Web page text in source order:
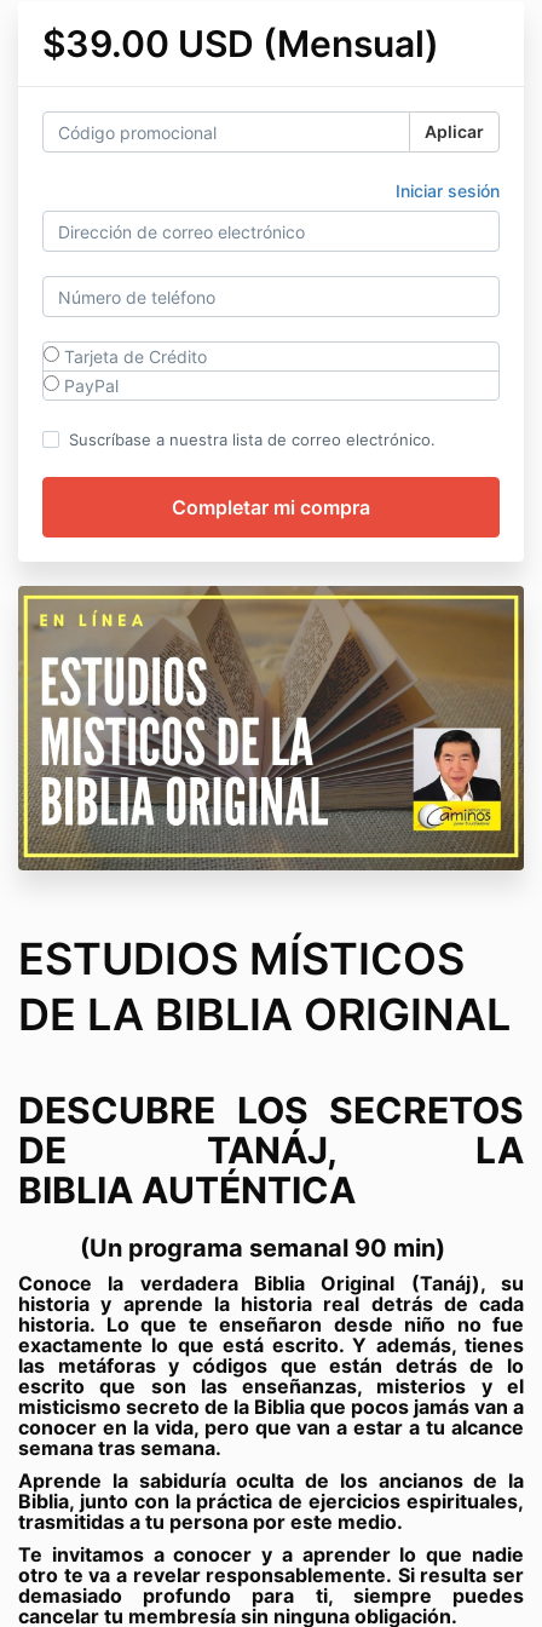
$39.00 USD (Mensual)
Aplicar
Iniciar sesión
Tarjeta de Crédito
PayPal
Suscríbase a nuestra lista de correo electrónico.
ESTUDIOS MÍSTICOS
DE LA BIBLIA ORIGINAL
DESCUBRE LOS SECRETOS
DE TANÁJ, LA
BIBLIA AUTÉNTICA
(Un programa semanal 90 min)
Conoce la verdadera Biblia Original (Tanáj), su
historia y aprende la historia real detrás de cada
historia. Lo que te enseñaron desde niño no fue
exactamente lo que está escrito. Y además, tienes
las metáforas y códigos que están detrás de lo
escrito que son las enseñanzas, misterios y el
misticismo secreto de la Biblia que pocos jamás van a
conocer en la vida, pero que van a estar a tu alcance
semana tras semana.
Aprende la sabiduría oculta de los ancianos de la
Biblia, junto con la práctica de ejercicios espirituales,
trasmitidas a tu persona por este medio.
Te invitamos a conocer y a aprender lo que nadie
otro te va a revelar responsablemente. Si resulta ser
demasiado profundo para ti, siempre puedes
cancelar tu membresía sin ninguna obligación.